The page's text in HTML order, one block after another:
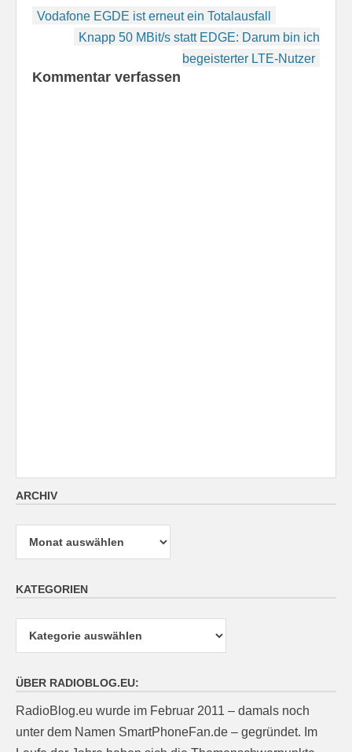
Beitragsnavigation
Vodafone EGDE ist erneut ein Totalausfall
Knapp 50 MBit/s statt EDGE: Darum bin ich
begeisterter LTE-Nutzer
Kommentar verfassen
ARCHIV
Archiv
KATEGORIEN
ÜBER RADIOBLOG.EU:
RadioBlog.eu wurde im Februar 2011 – damals noch
unter dem Namen SmartPhoneFan.de – gegründet. Im